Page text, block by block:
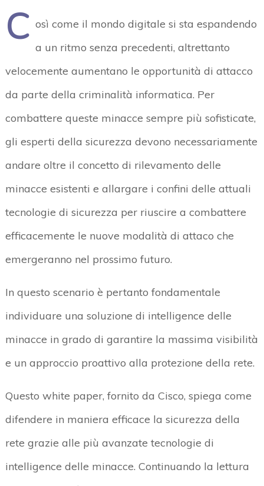
C osì come il mondo digitale si sta espandendo
a un ritmo senza precedenti, altrettanto
velocemente aumentano le opportunità di attacco
da parte della criminalità informatica. Per
combattere queste minacce sempre più sofisticate,
gli esperti della sicurezza devono necessariamente
andare oltre il concetto di rilevamento delle
minacce esistenti e allargare i confini delle attuali
tecnologie di sicurezza per riuscire a combattere
efficacemente le nuove modalità di attaco che
emergeranno nel prossimo futuro.
In questo scenario è pertanto fondamentale
individuare una soluzione di intelligence delle
minacce in grado di garantire la massima visibilità
e un approccio proattivo alla protezione della rete.
Questo white paper, fornito da Cisco, spiega come
difendere in maniera efficace la sicurezza della
rete grazie alle più avanzate tecnologie di
intelligence delle minacce. Continuando la lettura